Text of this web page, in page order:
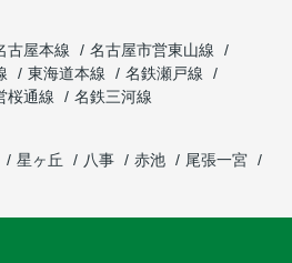
古屋本線
名古屋市営東山線
東海道本線
名鉄瀬戸線
桜通線
名鉄三河線
星ヶ丘 八事 赤池
尾張一宮